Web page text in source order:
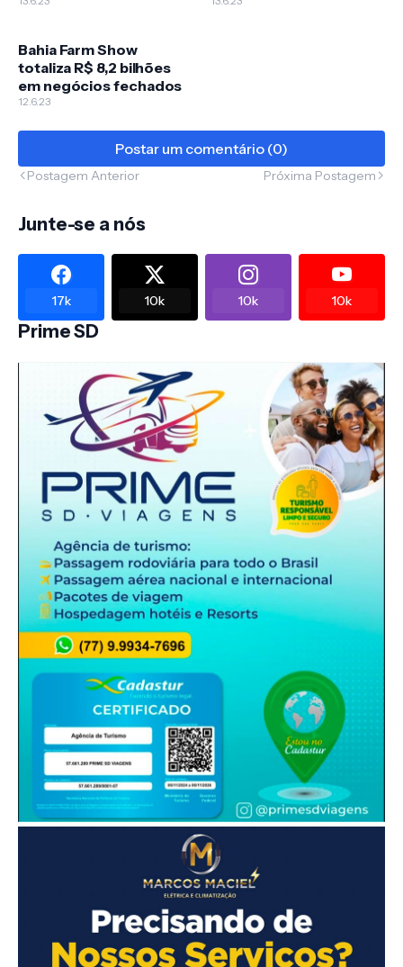
Bahia Farm Show
totaliza R$ 8,2 bilhões
em negócios fechados
12.6.23
Postar um comentário (0)
Postagem Anterior Próxima Postagem
Junte-se a nós
17k 10k 10k 10k
Prime SD